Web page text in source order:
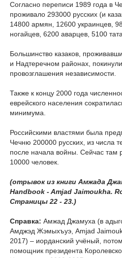
Согласно переписи 1989 года в
проживало 293000 русских (и
14800 армян, 12600 украинцев,
ногайцев, 6200 аварцев, 5100
Большинство казаков,
и Надтеречном районах,
провозглашения независимости.
Также к концу 2000 года
еврейского населения
минимума.
Российскими властями была
Чечню 200000 русских, из числа
после начала войны. Сейчас там
10000 человек.
(отрывок из книги Амжада
Handbook - Amjad Jaimoukha.
Страницы 22 - 23.)
Справка: Амжад Джамуха (в
Амджэд Жэмыхъуэ, Amjad
2017) – иорданский учёный,
помощник президента